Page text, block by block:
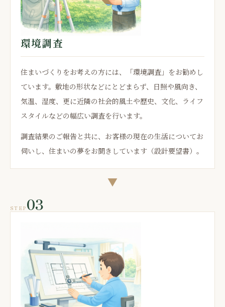
環境調査
住まいづくりをお考えの方には、「環境調査」をお勧めし
ています。敷地の形状などにとどまらず、日照や風向き、
気温、湿度、更に近隣の社会的風土や歴史、文化、ライフ
スタイルなどの幅広い調査を行います。
調査結果のご報告と共に、お客様の現在の生活についてお
伺いし、住まいの夢をお聞きしています（設計要望書）。
▼
STEP 03